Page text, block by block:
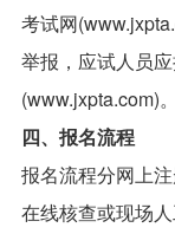
考试网
举报，应试人员
(www.jxpta.com)。
四、报名流程
报名流程分网上
在线核查或现场